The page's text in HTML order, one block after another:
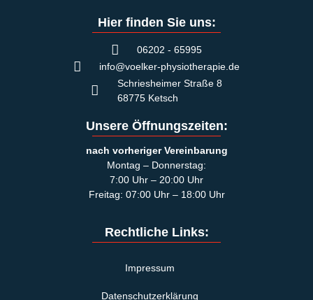
Hier finden Sie uns:
06202 - 65995
info@voelker-physiotherapie.de
Schriesheimer Straße 8
68775 Ketsch
Unsere Öffnungszeiten:
nach vorheriger Vereinbarung
Montag – Donnerstag:
7:00 Uhr – 20:00 Uhr
Freitag: 07:00 Uhr – 18:00 Uhr
Rechtliche Links:
Impressum
Datenschutzerklärung